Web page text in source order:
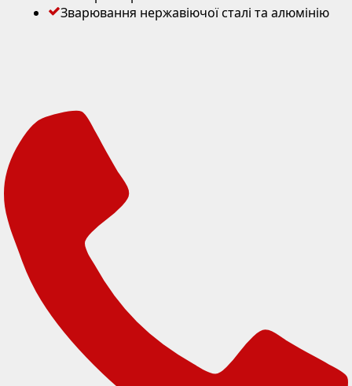
Зварювання нержавіючої сталі та алюмінію